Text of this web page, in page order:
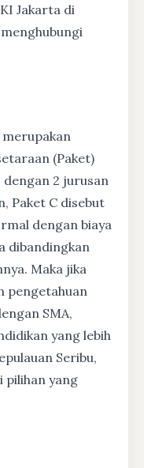
Jakarta di
merupakan
(Paket)
dengan 2 jurusan
Paket C disebut
dengan biaya
dibandingkan
Maka jika
pengetahuan
SMA,
yang lebih
Seribu,
pilihan yang